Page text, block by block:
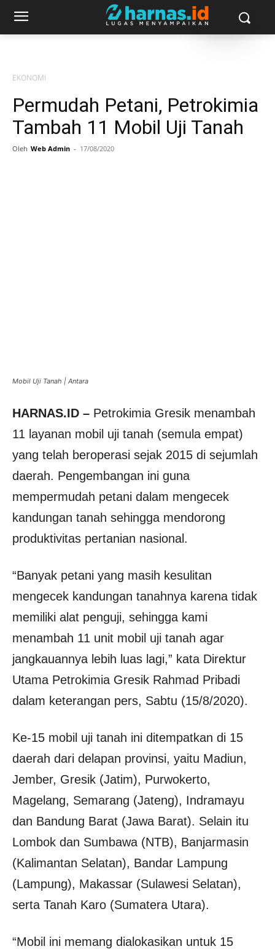
EKONOMI
Permudah Petani, Petrokimia
Tambah 11 Mobil Uji Tanah
Oleh Web Admin - 17/08/2020
Mobil Uji Tanah | Antara
HARNAS.ID – Petrokimia Gresik menambah
11 layanan mobil uji tanah (semula empat)
yang telah beroperasi sejak 2015 di sejumlah
daerah. Pengembangan ini guna
mempermudah petani dalam mengecek
kandungan tanah sehingga mendorong
produktivitas pertanian nasional.
“Banyak petani yang masih kesulitan
mengecek kandungan tanahnya karena tidak
memiliki alat penguji, sehingga kami
menambah 11 unit mobil uji tanah agar
jangkauannya lebih luas lagi,” kata Direktur
Utama Petrokimia Gresik Rahmad Pribadi
dalam keterangan pers, Sabtu (15/8/2020).
Ke-15 mobil uji tanah ini ditempatkan di 15
daerah dari delapan provinsi, yaitu Madiun,
Jember, Gresik (Jatim), Purwokerto,
Magelang, Semarang (Jateng), Indramayu
dan Bandung Barat (Jawa Barat). Selain itu
Lombok dan Sumbawa (NTB), Banjarmasin
(Kalimantan Selatan), Bandar Lampung
(Lampung), Makassar (Sulawesi Selatan),
serta Tanah Karo (Sumatera Utara).
“Mobil ini memang dialokasikan untuk 15